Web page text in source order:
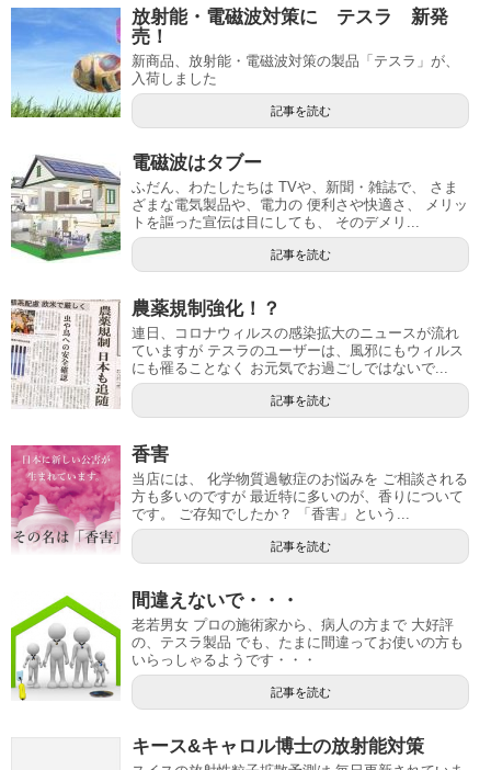
放射能・電磁波対策に テスラ 新発
売！
新商品、放射能・電磁波対策の製品「テスラ」が、
入荷しました
記事を読む
電磁波はタブー
ふだん、わたしたちは TVや、新聞・雑誌で、 さま
ざまな電気製品や、電力の 便利さや快適さ、 メリッ
トを謳った宣伝は目にしても、 そのデメリ...
記事を読む
農薬規制強化！？
連日、コロナウィルスの感染拡大のニュースが流れ
ていますが テスラのユーザーは、風邪にもウィルス
にも罹ることなく お元気でお過ごしではないで...
記事を読む
香害
当店には、 化学物質過敏症のお悩みを ご相談される
方も多いのですが 最近特に多いのが、香りについて
です。 ご存知でしたか？ 「香害」という...
記事を読む
間違えないで・・・
老若男女 プロの施術家から、病人の方まで 大好評
の、テスラ製品 でも、たまに間違ってお使いの方も
いらっしゃるようです・・・
記事を読む
キース&キャロル博士の放射能対策